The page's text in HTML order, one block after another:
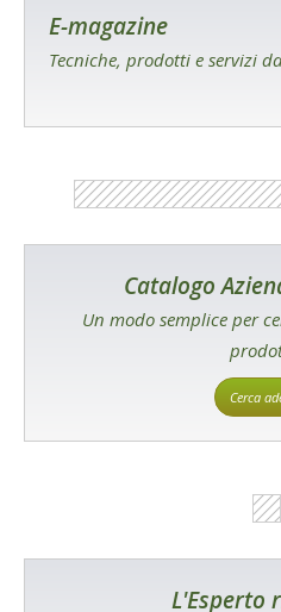
E-magazine
Tecniche, prodotti e servizi
Catalogo
Un modo semplice per
Cerca
L'Esperto